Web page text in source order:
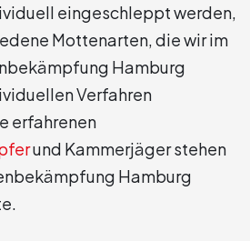
eingeschleppt werden,
Mottenarten, die wir im
Hamburg
Verfahren
erfahrenen
und Kammerjäger stehen
Hamburg